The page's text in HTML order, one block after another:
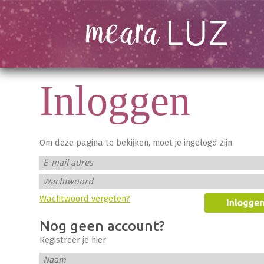
Inloggen
Om deze pagina te bekijken, moet je ingelogd zijn
E-mail adres
Wachtwoord
Wachtwoord vergeten?
Nog geen account?
Registreer je hier
Naam